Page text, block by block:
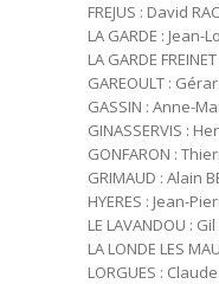
FREJUS : David
LA GARDE : Jean-
LA GARDE
GAREOULT :
GASSIN : Anne-
GINASSERVIS :
GONFARON :
GRIMAUD : Alain
HYERES : Jean-
LE LAVANDOU : Gil
LA LONDE LES
LORGUES :